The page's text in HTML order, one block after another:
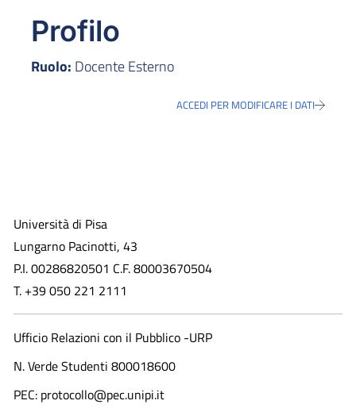
Profilo
Ruolo: Docente Esterno
ACCEDI PER MODIFICARE I DATI
Università di Pisa
Lungarno Pacinotti, 43
P.I. 00286820501 C.F. 80003670504
T. +39 050 221 2111
Ufficio Relazioni con il Pubblico -URP
N. Verde Studenti 800018600​
PEC: protocollo@pec.unipi.it